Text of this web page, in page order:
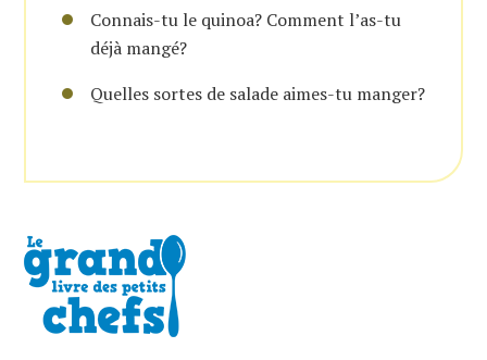
Connais-tu le quinoa? Comment l’as-tu
déjà mangé?
Quelles sortes de salade aimes-tu manger?